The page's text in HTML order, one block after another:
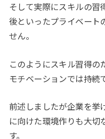
そして実際にスキルの習
後といったプライベート
せん。
このようにスキル習得
モチベーションでは持続
前述しましたが企業を挙
に向けた環境作りも大切
す。